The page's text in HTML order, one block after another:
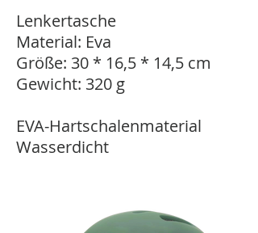
Lenkertasche
Material: Eva
Größe: 30 * 16,5 * 14,5 cm
Gewicht: 320 g
EVA-Hartschalenmaterial
Wasserdicht